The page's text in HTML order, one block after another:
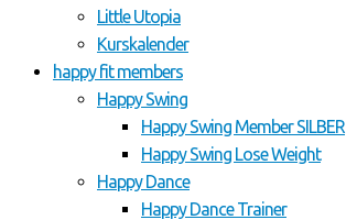
Little Utopia
Kurskalender
happy fit members
Happy Swing
Happy Swing Member SILBER
Happy Swing Lose Weight
Happy Dance
Happy Dance Trainer